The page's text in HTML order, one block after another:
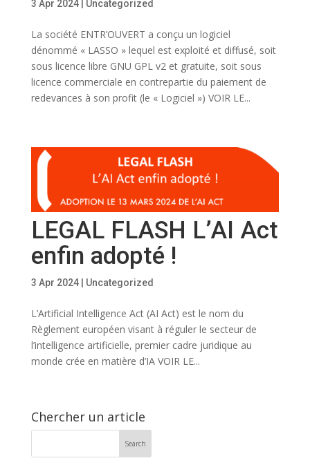
3 Apr 2024| Uncategorized
La société ENTR’OUVERT a conçu un logiciel
dénommé « LASSO » lequel est exploité et diffusé, soit
sous licence libre GNU GPL v2 et gratuite, soit sous
licence commerciale en contrepartie du paiement de
redevances à son profit (le « Logiciel ») VOIR LE...
LEGAL FLASH L’AI Act
enfin adopté !
3 Apr 2024| Uncategorized
L’Artificial Intelligence Act (AI Act) est le nom du
Règlement européen visant à réguler le secteur de
l’intelligence artificielle, premier cadre juridique au
monde crée en matière d’IA VOIR LE...
Chercher un article